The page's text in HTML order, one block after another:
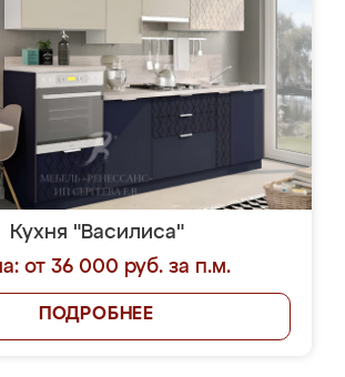
Кухня "Василиса"
от 36 000 руб. за п.м.
ПОДРОБНЕЕ